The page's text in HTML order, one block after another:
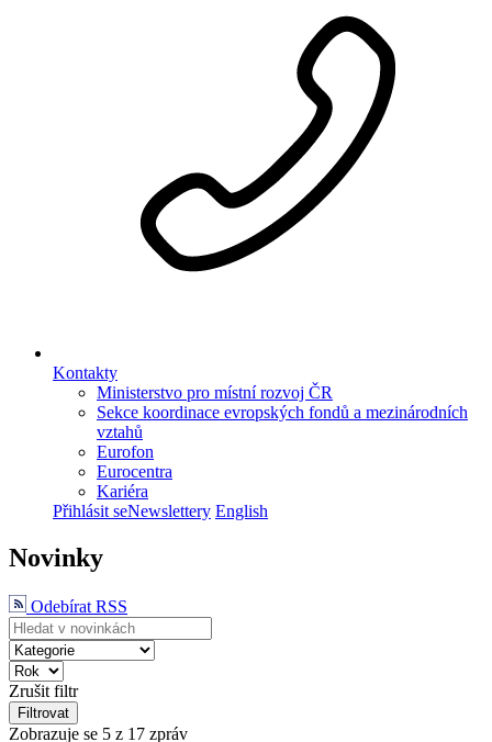
Kontakty
Ministerstvo pro místní rozvoj ČR
Sekce koordinace evropských fondů a mezinárodních
vztahů
Eurofon
Eurocentra
Kariéra
Přihlásit seNewslettery English
Novinky
Odebírat RSS
Zrušit filtr
Filtrovat
Zobrazuje se 5 z 17 zpráv